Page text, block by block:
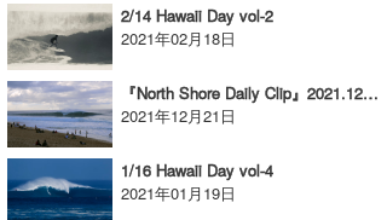
2/14 Hawaii Day vol-2
2021年02月18日
『North Shore Daily Clip』2021.12.17 @ PIPELINE / vol.2
2021年12月21日
1/16 Hawaii Day vol-4
2021年01月19日
Soulman
VAGY
waka☆=
YUKI☆